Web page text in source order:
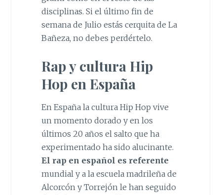
disciplinas. Si el último fin de
semana de Julio estás cerquita de La
Bañeza, no debes perdértelo.
Rap y cultura Hip
Hop en España
En España la cultura Hip Hop vive
un momento dorado y en los
últimos 20 años el salto que ha
experimentado ha sido alucinante.
El rap en español es referente
mundial y a la escuela madrileña de
Alcorcón y Torrejón le han seguido